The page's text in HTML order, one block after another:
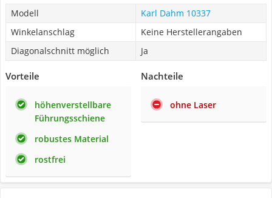
Modell
Karl Dahm 10337
Winkelanschlag
Keine Herstellerangaben
Diagonalschnitt möglich
Ja
Vorteile
höhenverstellbare
Führungsschiene
robustes Material
rostfrei
Nachteile
ohne Laser